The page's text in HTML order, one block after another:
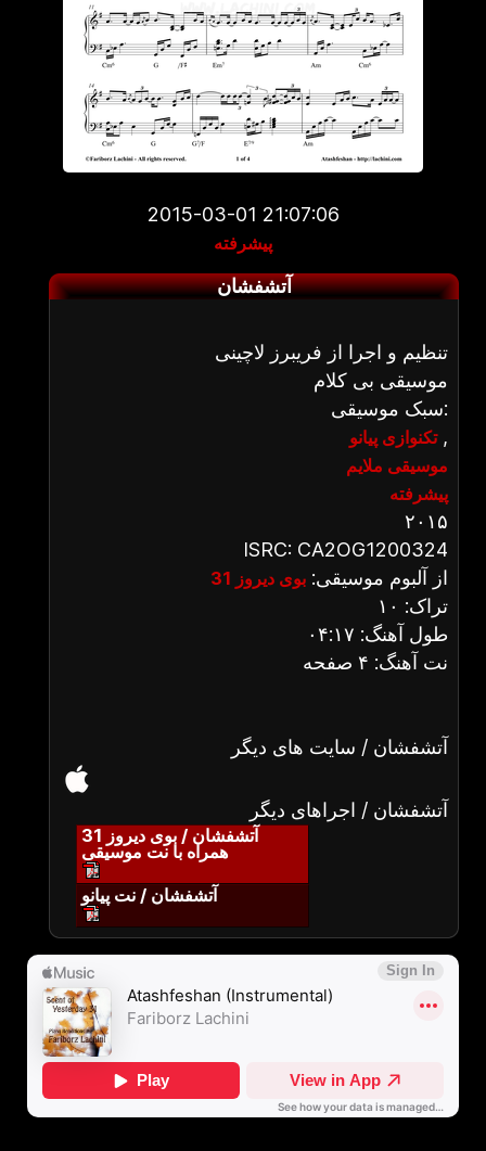
2015-03-01 21:07:06
پیشرفته
آتشفشان
تنظیم و اجرا از فریبرز لاچینی
موسیقی بی کلام
سبک موسیقی:
تکنوازی پیانو,
موسیقی ملایم
پیشرفته
۲۰۱۵
ISRC: CA2OG1200324
از آلبوم موسیقی: بوی دیروز 31
تراک: ۱۰
طول آهنگ: ۰۴:۱۷
نت آهنگ: ۴ صفحه
آتشفشان / سایت های دیگر
آتشفشان / اجراهای دیگر
آتشفشان / بوی دیروز 31
همراه با نت موسیقی
آتشفشان / نت پیانو